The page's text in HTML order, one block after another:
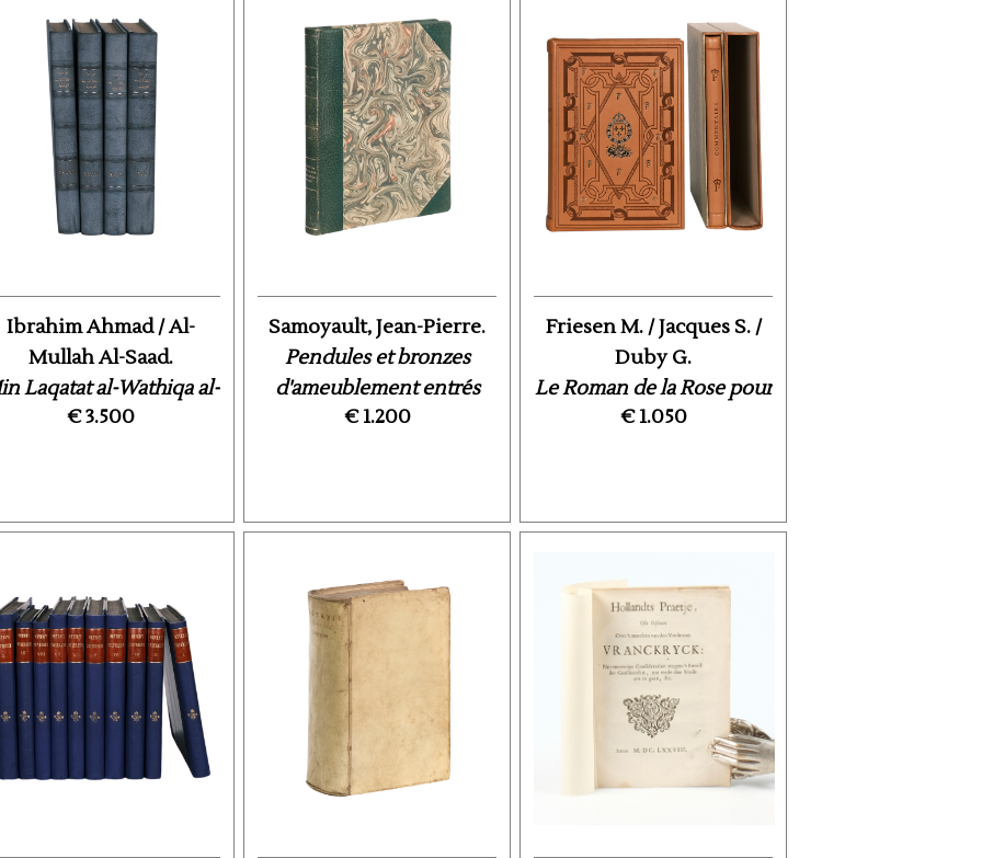
Ibrahim Ahmad / Al-
Mullah Al-Saad.
Laqatat al-Wathiqa al-
Jadida li-Misr ...
€ 3.500
Samoyault, Jean-Pierre.
Pendules et bronzes
d'ameublement entrés
sous ...
€ 1.200
Friesen M. / Jacques S. /
Duby G.
Le Roman de la Rose pour
François Ier. ...
€ 1.050